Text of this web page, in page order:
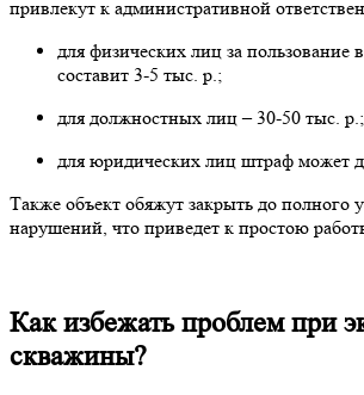
привлекут к административной
для физических лиц за пользование
составит 3-5 тыс. р.;
для должностных лиц – 30-50 тыс. р.;
для юридических лиц штраф может
Также объект обяжут закрыть до полного
нарушений, что приведет к простою
Как избежать проблем при
скважины?